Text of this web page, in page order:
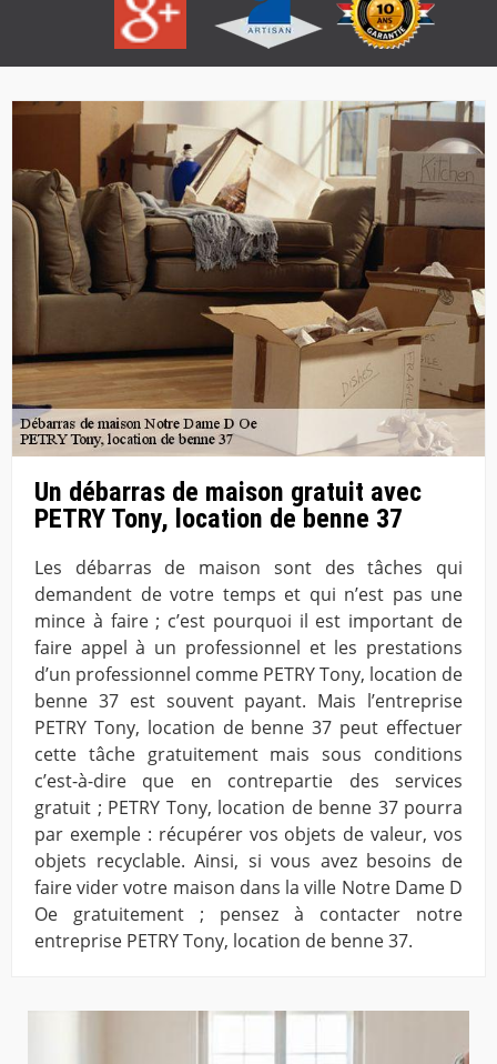
Un débarras de maison gratuit avec
PETRY Tony, location de benne 37
Les débarras de maison sont des tâches qui
demandent de votre temps et qui n’est pas une
mince à faire ; c’est pourquoi il est important de
faire appel à un professionnel et les prestations
d’un professionnel comme PETRY Tony, location de
benne 37 est souvent payant. Mais l’entreprise
PETRY Tony, location de benne 37 peut effectuer
cette tâche gratuitement mais sous conditions
c’est-à-dire que en contrepartie des services
gratuit ; PETRY Tony, location de benne 37 pourra
par exemple : récupérer vos objets de valeur, vos
objets recyclable. Ainsi, si vous avez besoins de
faire vider votre maison dans la ville Notre Dame D
Oe gratuitement ; pensez à contacter notre
entreprise PETRY Tony, location de benne 37.